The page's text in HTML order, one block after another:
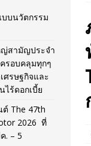
2026 ] นครปฐมส้มไม่แผ่ว
นิยมเลิกรบกันเอง
PR
2025 ] i-Motor เปิดตัว
] จุฬาฯ เปิดตัวโครงการ
บนวัตกรรม
สามัญประจำ
รอบคลุมทุกๆ
ศรษฐกิจและ
ร้ดอกเบี้ย
The 47th
2026 ที่
. – 5